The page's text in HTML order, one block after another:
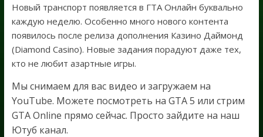
Новый транспорт появляется в ГТА Онлайн буквально
каждую неделю. Особенно много нового контента
появилось после релиза дополнения Казино Даймонд
(Diamond Casino). Новые задания порадуют даже тех,
кто не любит азартные игры.
Мы снимаем для вас видео и загружаем на
YouTube. Можете посмотреть на GTA 5 или стрим
GTA Online прямо сейчас. Просто зайдите на наш
Ютуб канал.